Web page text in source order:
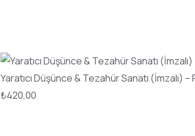
Yaratıcı Düşünce & Tezahür Sanatı (İmzalı) –
₺420,00